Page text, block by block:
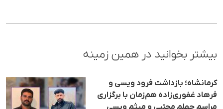
بیشتر بخوانید در همین زمینه
کرمانشاه؛ بازداشت فرود ویسی و
فرهاد غفوری‌زاده هم‌زمان با برگزاری
مراسم چهلم مجتبی و میثم ویسی